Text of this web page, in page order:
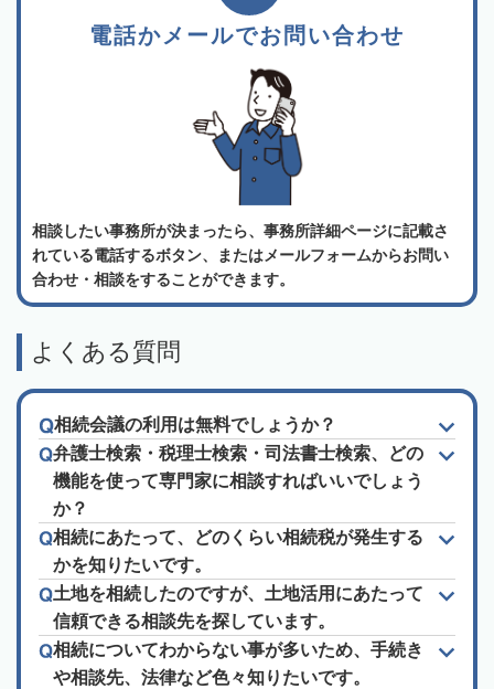
電話かメールでお問い合わせ
相談したい事務所が決まったら、事務所詳細ページに記載さ
れている電話するボタン、またはメールフォームからお問い
合わせ・相談をすることができます。
よくある質問
相続会議の利用は無料でしょうか？
弁護士検索・税理士検索・司法書士検索、どの
機能を使って専門家に相談すればいいでしょう
か？
相続にあたって、どのくらい相続税が発生する
かを知りたいです。
土地を相続したのですが、土地活用にあたって
信頼できる相談先を探しています。
相続についてわからない事が多いため、手続き
や相談先、法律など色々知りたいです。